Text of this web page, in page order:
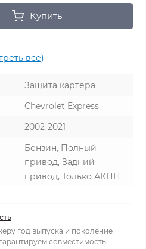
Купить
все)
Защита картера
Chevrolet Express
2002-2021
Бензин, Полный
привод, Задний
привод, Только АКПП
год выпуска и поколение
совместимость